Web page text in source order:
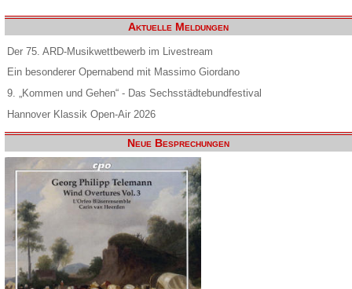
Aktuelle Meldungen
Der 75. ARD-Musikwettbewerb im Livestream
Ein besonderer Opernabend mit Massimo Giordano
9. „Kommen und Gehen“ - Das Sechsstädtebundfestival
Hannover Klassik Open-Air 2026
Neue Besprechungen